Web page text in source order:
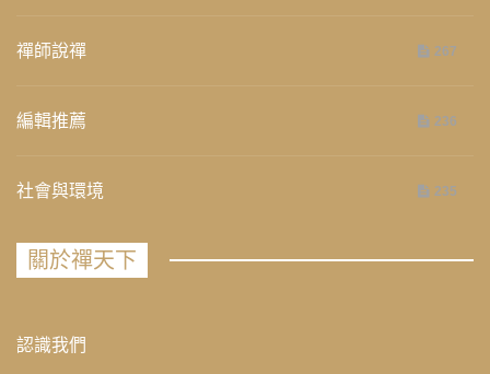
禪師說禪 267
編輯推薦 236
社會與環境 235
關於禪天下
認識我們